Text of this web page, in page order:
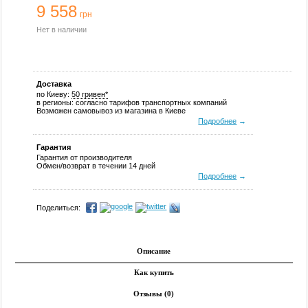
9 558 грн
Нет в наличии
Доставка
по Киеву:50 гривен*
в регионы: согласно тарифов транспортных компаний
Возможен самовывоз из магазина в Киеве
Подробнее →
Гарантия
Гарантия от производителя
Обмен/возврат в течении 14 дней
Подробнее →
Поделиться:
Описание
Как купить
Отзывы (0)